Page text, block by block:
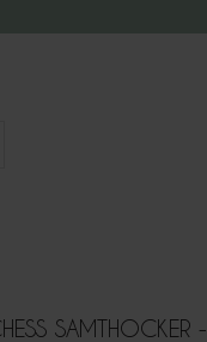
SAMTHOCKER -